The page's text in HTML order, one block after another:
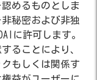
めるものとしま
秘密および非独
に許可します。
ることにより、
もしくは関係す